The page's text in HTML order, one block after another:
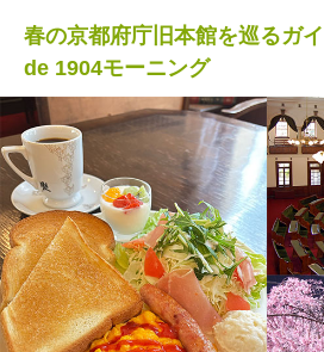
春の京都府庁旧本館を巡るガ
de 1904モーニング